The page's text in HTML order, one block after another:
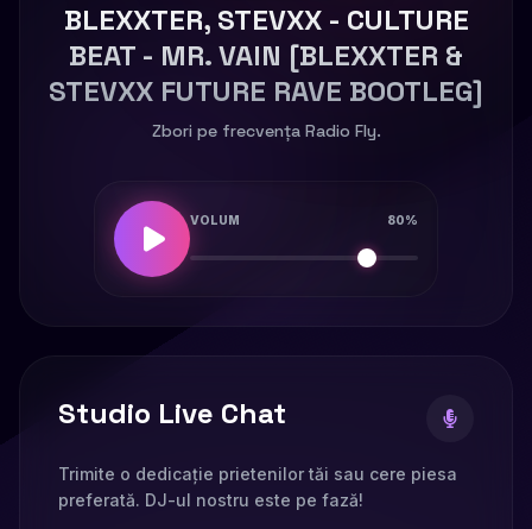
BLEXXTER, STEVXX - CULTURE
BEAT - MR. VAIN [BLEXXTER &
STEVXX FUTURE RAVE BOOTLEG]
Zbori pe frecvența Radio Fly.
VOLUM 80%
Studio Live Chat
Trimite o dedicație prietenilor tăi sau cere piesa
preferată. DJ-ul nostru este pe fază!